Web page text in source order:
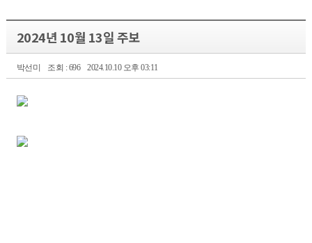
2024년 10월 13일 주보
박선미 조회 : 696 2024.10.10 오후 03:11